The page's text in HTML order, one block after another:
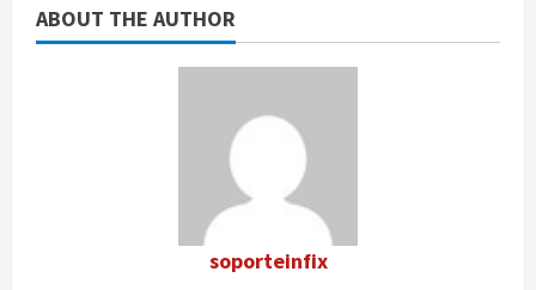
ABOUT THE AUTHOR
soporteinfix